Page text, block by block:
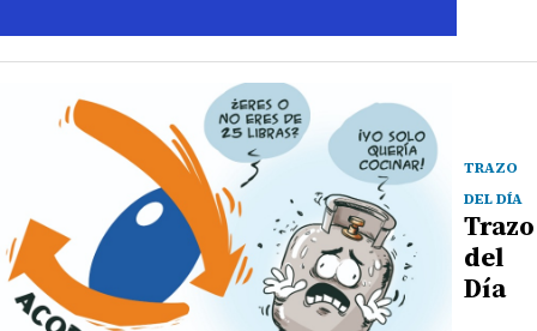
TRAZO
DEL DÍA
Trazo
del
Día